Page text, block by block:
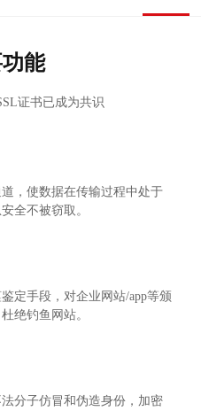
能
证书已成为共识
，使数据在传输过程中处于
全不被窃取。
定手段，对企业网站/app等颁
绝钓鱼网站。
分子仿冒和伪造身份，加密